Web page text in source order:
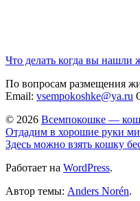
Что делать когда вы нашли
По вопросам размещения
Email: vsempokoshke@ya.ru
© 2026 Всемпокошке —
Отдадим в хорошие руки
Здесь можно взять кошку
Работает на WordPress.
Автор темы: Anders Norén.